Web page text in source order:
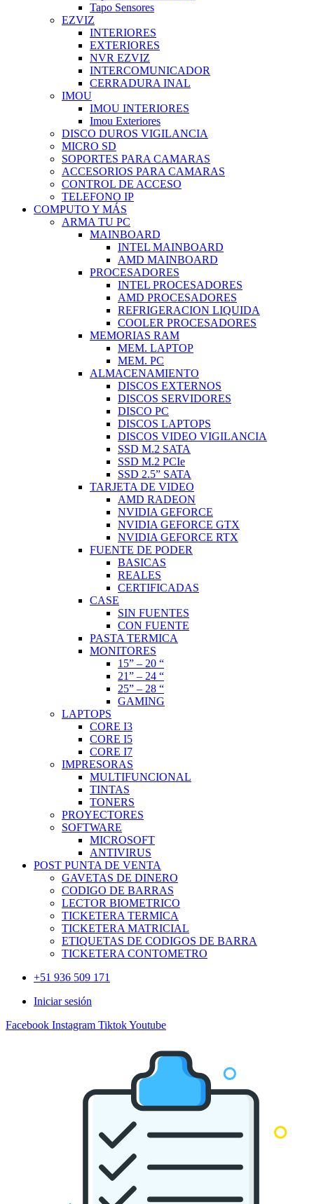
Tapo Sensores
EZVIZ
INTERIORES
EXTERIORES
NVR EZVIZ
INTERCOMUNICADOR
CERRADURA INAL
IMOU
IMOU INTERIORES
Imou Exteriores
DISCO DUROS VIGILANCIA
MICRO SD
SOPORTES PARA CAMARAS
ACCESORIOS PARA CAMARAS
CONTROL DE ACCESO
TELEFONO IP
COMPUTO Y MÁS
ARMA TU PC
MAINBOARD
INTEL MAINBOARD
AMD MAINBOARD
PROCESADORES
INTEL PROCESADORES
AMD PROCESADORES
REFRIGERACION LIQUIDA
COOLER PROCESADORES
MEMORIAS RAM
MEM. LAPTOP
MEM. PC
ALMACENAMIENTO
DISCOS EXTERNOS
DISCOS SERVIDORES
DISCO PC
DISCOS LAPTOPS
DISCOS VIDEO VIGILANCIA
SSD M.2 SATA
SSD M.2 PCIe
SSD 2.5” SATA
TARJETA DE VIDEO
AMD RADEON
NVIDIA GEFORCE
NVIDIA GEFORCE GTX
NVIDIA GEFORCE RTX
FUENTE DE PODER
BASICAS
REALES
CERTIFICADAS
CASE
SIN FUENTES
CON FUENTE
PASTA TERMICA
MONITORES
15” – 20 “
21” – 24 “
25” – 28 “
GAMING
LAPTOPS
CORE I3
CORE I5
CORE I7
IMPRESORAS
MULTIFUNCIONAL
TINTAS
TONERS
PROYECTORES
SOFTWARE
MICROSOFT
ANTIVIRUS
POST PUNTA DE VENTA
GAVETAS DE DINERO
CODIGO DE BARRAS
LECTOR BIOMETRICO
TICKETERA TERMICA
TICKETERA MATRICIAL
ETIQUETAS DE CODIGOS DE BARRA
TICKETERA CONTOMETRO
+51 936 509 171
Iniciar sesión
Facebook Instagram TiktokYoutube